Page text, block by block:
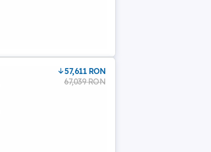
57,611 RON
67,039 RON